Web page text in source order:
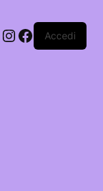
Instagram
Facebook
Accedi